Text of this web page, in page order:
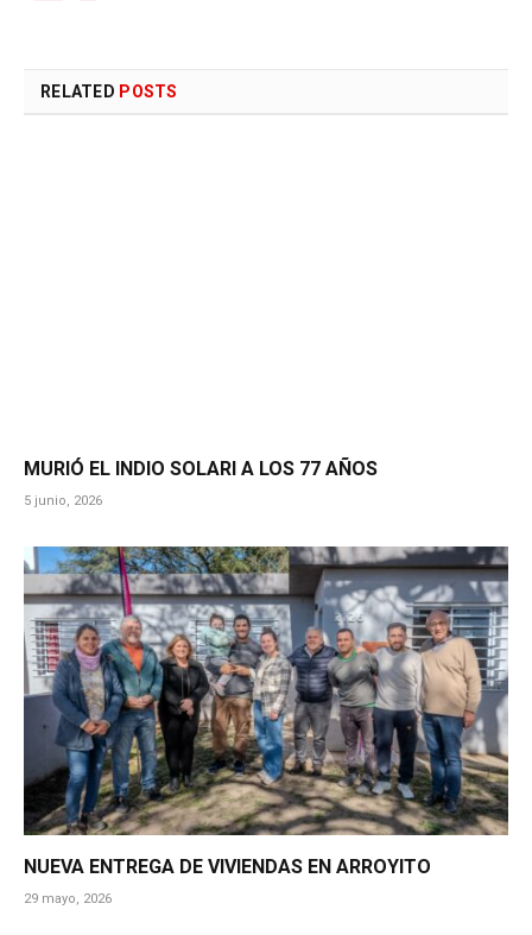
RELATED POSTS
MURIÓ EL INDIO SOLARI A LOS 77 AÑOS
5 junio, 2026
NUEVA ENTREGA DE VIVIENDAS EN ARROYITO
29 mayo, 2026